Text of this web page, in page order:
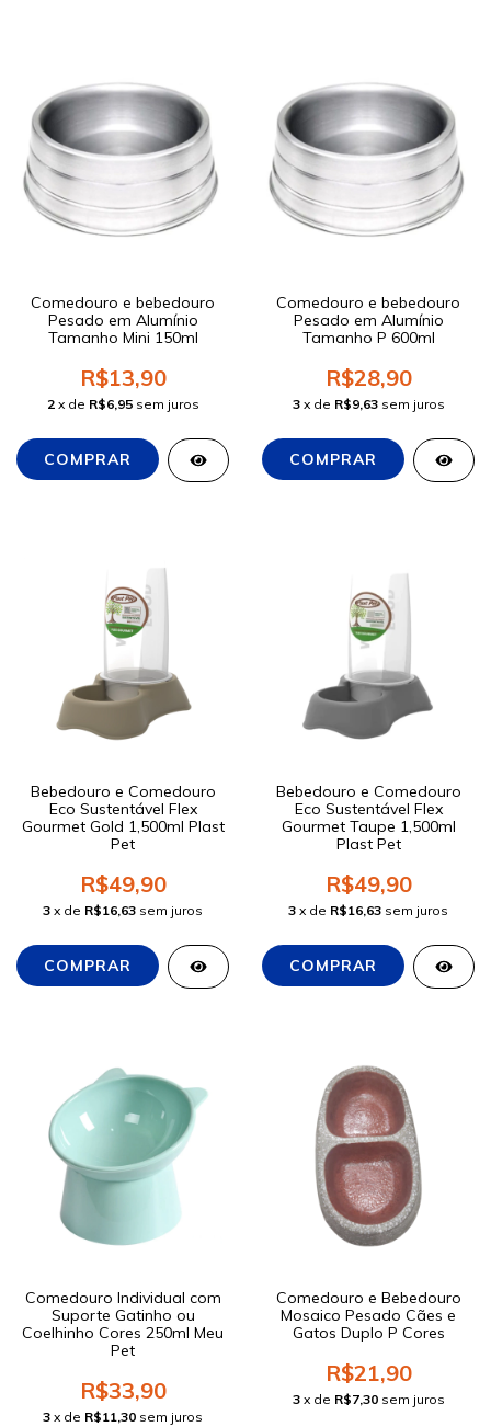
Comedouro e bebedouro
Pesado em Alumínio
Tamanho Mini 150ml
R$13,90
2 x de R$6,95 sem juros
Comedouro e bebedouro
Pesado em Alumínio
Tamanho P 600ml
R$28,90
3 x de R$9,63 sem juros
Bebedouro e Comedouro
Eco Sustentável Flex
Gourmet Gold 1,500ml Plast
Pet
R$49,90
3 x de R$16,63 sem juros
Bebedouro e Comedouro
Eco Sustentável Flex
Gourmet Taupe 1,500ml
Plast Pet
R$49,90
3 x de R$16,63 sem juros
Comedouro Individual com
Suporte Gatinho ou
Coelhinho Cores 250ml Meu
Pet
R$33,90
3 x de R$11,30 sem juros
Comedouro e Bebedouro
Mosaico Pesado Cães e
Gatos Duplo P Cores
R$21,90
3 x de R$7,30 sem juros